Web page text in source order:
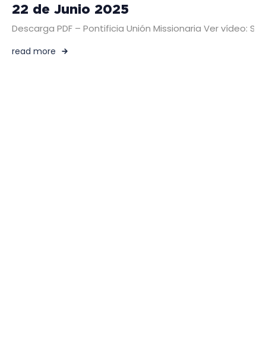
22 de Junio 2025
Descarga PDF – Pontificia Unión Missionaria Ver vídeo:
read more